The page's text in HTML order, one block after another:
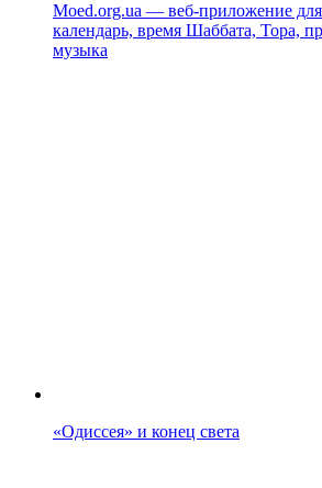
Moed.org.ua — веб-приложение
календарь, время Шаббата, Тора,
музыка
«Одиссея» и конец света